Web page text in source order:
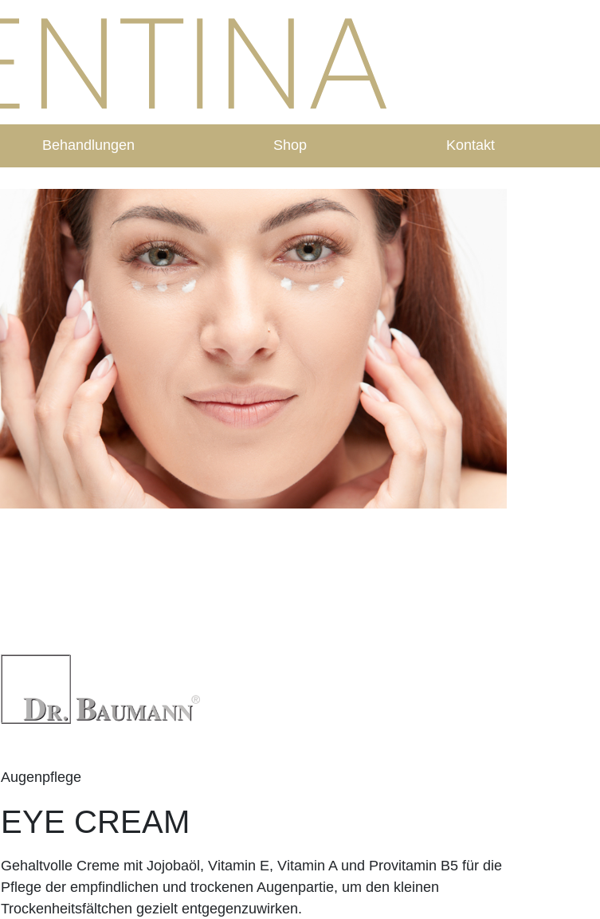
Behandlungen Shop Kontakt
Augenpflege
EYE CREAM
Gehaltvolle Creme mit Jojobaöl, Vitamin E, Vitamin A und Provitamin B5 für die
Pflege der empfind­lichen und trockenen Augenpartie, um den kleinen
Trockenheitsfältchen gezielt entgegenzuwirken.